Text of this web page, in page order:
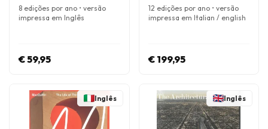
8 edições por ano • versão
impressa em Inglês
€ 59,95
12 edições por ano • versão
impressa em Italian / english
€ 199,95
Inglês Inglês